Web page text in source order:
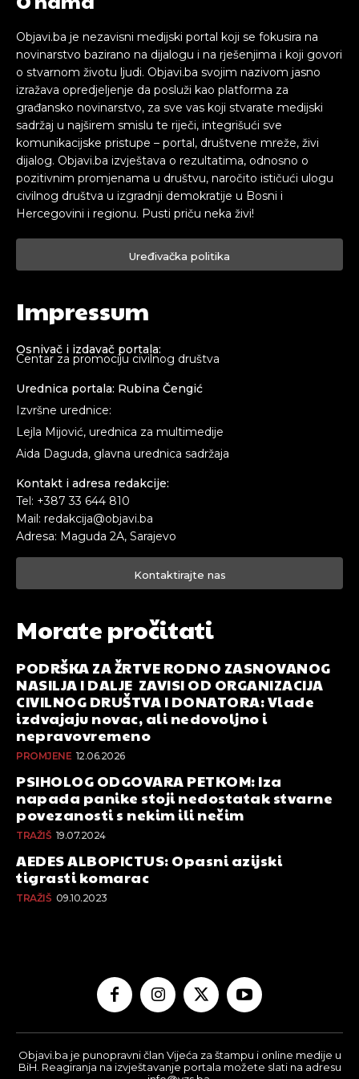
Objavi.ba je nezavisni medijski portal koji se fokusira na
novinarstvo bazirano na dijalogu i na rješenjima i koji govori
o stvarnom životu ljudi. Objavi.ba svojim nazivom jasno
izražava opredjeljenje da posluži kao platforma za
građansko novinarstvo, za sve vas koji stvarate medijski
sadržaj u najširem smislu te riječi, integrišući sve
komunikacijske pristupe – portal, društvene mreže, živi
dijalog. Objavi.ba izvještava o rezultatima, odnosno o
pozitivnim promjenama u društvu, naročito ističući ulogu
civilnog društva u izgradnji demokratije u Bosni i
Hercegovini i regionu. Pusti priču neka živi!
Uređivačka politika
Impressum
Osnivač i izdavač portala:
Centar za promociju civilnog društva
Urednica portala: Rubina Čengić
Izvršne urednice:
Lejla Mijović, urednica za multimedije
Aida Daguda, glavna urednica sadržaja
Kontakt i adresa redakcije:
Tel: +387 33 644 810
Mail: redakcija@objavi.ba
Adresa: Maguda 2A, Sarajevo
Kontaktirajte nas
Morate pročitati
PODRŠKA ZA ŽRTVE RODNO ZASNOVANOG
NASILJA I DALJE ZAVISI OD ORGANIZACIJA
CIVILNOG DRUŠTVA I DONATORA: Vlade
izdvajaju novac, ali nedovoljno i
nepravovremeno
PROMJENE 12.06.2026
PSIHOLOG ODGOVARA PETKOM: Iza
napada panike stoji nedostatak stvarne
povezanosti s nekim ili nečim
TRAŽIŠ 19.07.2024
AEDES ALBOPICTUS: Opasni azijski
tigrasti komarac
TRAŽIŠ 09.10.2023
Objavi.ba je punopravni član Vijeća za štampu i online medije u
BiH. Reagiranja na izvještavanje portala možete slati na adresu